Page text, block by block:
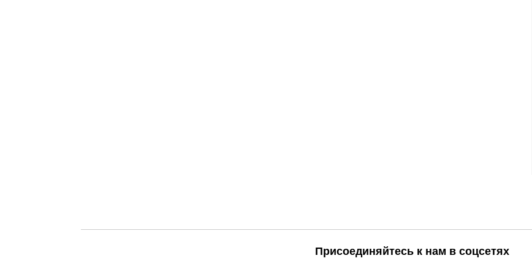
Присоединяйтесь к нам в соцсетях